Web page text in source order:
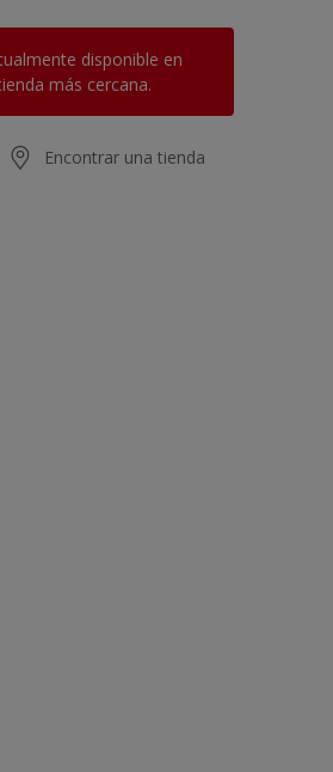
disponible en
más cercana.
Encontrar una tienda